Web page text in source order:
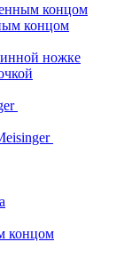
концом
концом
ножке
концом